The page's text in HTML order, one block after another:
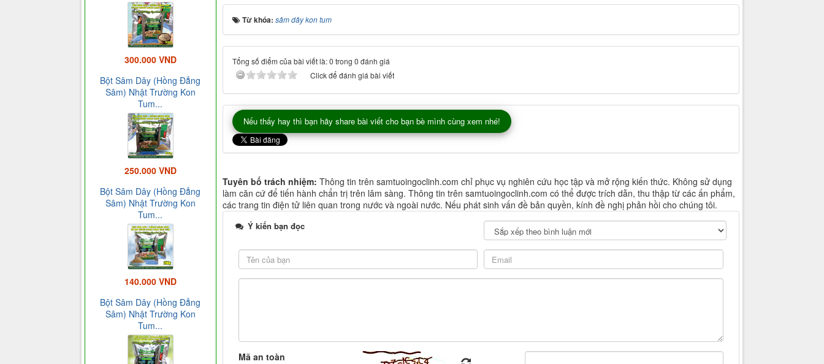
Từ khóa: sâm dây kon tum
Tổng số điểm của bài viết là: 0 trong 0 đánh giá
Click để đánh giá bài viết
Nếu thấy hay thì bạn hãy share bài viết cho bạn bè mình cùng xem nhé!
Tuyên bố trách nhiệm: Thông tin trên samtuoingoclinh.com chỉ phục vụ nghiên cứu học tập và mở rộng kiến thức. Không sử dụng
làm căn cứ để tiến hành chẩn trị trên lâm sàng. Thông tin trên samtuoingoclinh.com có thể được trích dẫn, thu thập từ các ấn phẩm,
các trang tin điện tử liên quan trong nước và ngoài nước. Nếu phát sinh vấn đề bản quyền, kính đề nghị phản hồi cho chúng tôi.
Ý kiến bạn đọc
Mã an toàn
300.000 VND
Bột Sâm Dây (Hồng Đẳng
Sâm) Nhật Trường Kon
Tum...
250.000 VND
Bột Sâm Dây (Hồng Đẳng
Sâm) Nhật Trường Kon
Tum...
140.000 VND
Bột Sâm Dây (Hồng Đẳng
Sâm) Nhật Trường Kon
Tum...